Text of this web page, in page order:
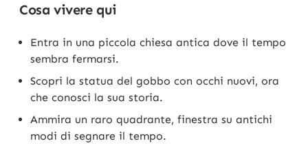
Cosa vivere qui
Entra in una piccola chiesa antica dove il tempo
sembra fermarsi.
Scopri la statua del gobbo con occhi nuovi, ora
che conosci la sua storia.
Ammira un raro quadrante, finestra su antichi
modi di segnare il tempo.